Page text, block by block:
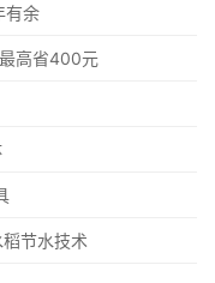
有余
高省400元
节水技术